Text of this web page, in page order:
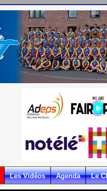
Les Vidéos Agenda Le